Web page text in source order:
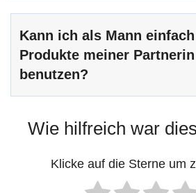
Kann ich als Mann
Produkte meiner Partnerin
benutzen?
Wie hilfreich war
Klicke auf die Sterne um